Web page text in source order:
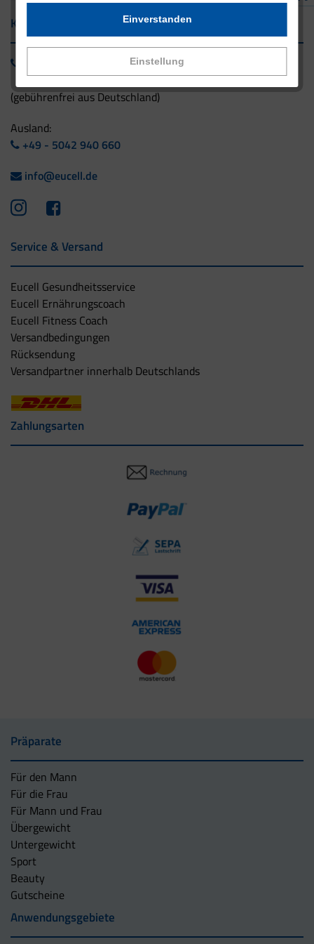
Einstellung
Einverstanden
Kontakt
(gebührenfrei aus Deutschland)
Ausland:
+49 - 5042 940 660
info@eucell.de
Service & Versand
Eucell Gesundheitsservice
Eucell Ernährungscoach
Eucell Fitness Coach
Versandbedingungen
Rücksendung
Versandpartner innerhalb Deutschlands
Zahlungsarten
Präparate
Für den Mann
Für die Frau
Für Mann und Frau
Übergewicht
Untergewicht
Sport
Beauty
Gutscheine
Anwendungsgebiete